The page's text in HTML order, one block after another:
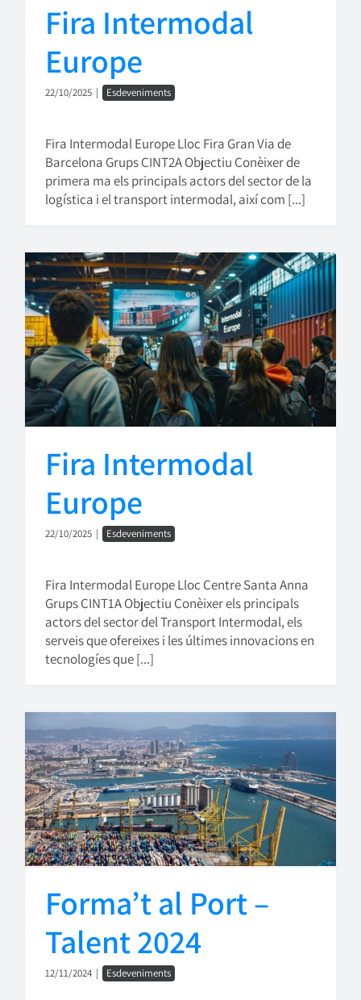
Fira Intermodal
Europe
22/10/2025 | Esdeveniments
Fira Intermodal Europe Lloc Fira Gran Via de
Barcelona Grups CINT2A Objectiu Conèixer de
primera ma els principals actors del sector de la
logística i el transport intermodal, així com [...]
Fira Intermodal
Europe
22/10/2025 | Esdeveniments
Fira Intermodal Europe Lloc Centre Santa Anna
Grups CINT1A Objectiu Conèixer els principals
actors del sector del Transport Intermodal, els
serveis que ofereixes i les últimes innovacions en
tecnologíes que [...]
Forma’t al Port –
Talent 2024
12/11/2024 | Esdeveniments